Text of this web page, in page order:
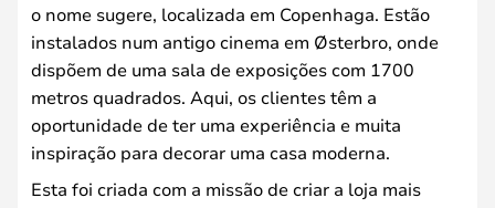
o nome sugere, localizada em Copenhaga. Estão
instalados num antigo cinema em Østerbro, onde
dispõem de uma sala de exposições com 1700
metros quadrados. Aqui, os clientes têm a
oportunidade de ter uma experiência e muita
inspiração para decorar uma casa moderna.
Esta foi criada com a missão de criar a loja mais